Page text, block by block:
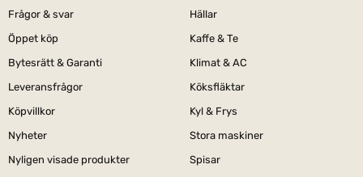
Frågor & svar
Öppet köp
Bytesrätt & Garanti
Leveransfrågor
Köpvillkor
Nyheter
Nyligen visade produkter
Hällar
Kaffe & Te
Klimat & AC
Köksfläktar
Kyl & Frys
Stora maskiner
Spisar